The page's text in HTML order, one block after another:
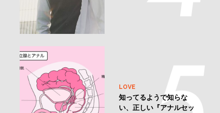
LOVE
知ってるようで知らな
い、正しい『アナルセッ